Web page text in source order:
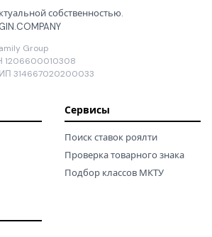
собственностью.
Group
1206600010308
314667020200033
Сервисы
Поиск ставок роялти
Проверка товарного знака
Подбор классов МКТУ